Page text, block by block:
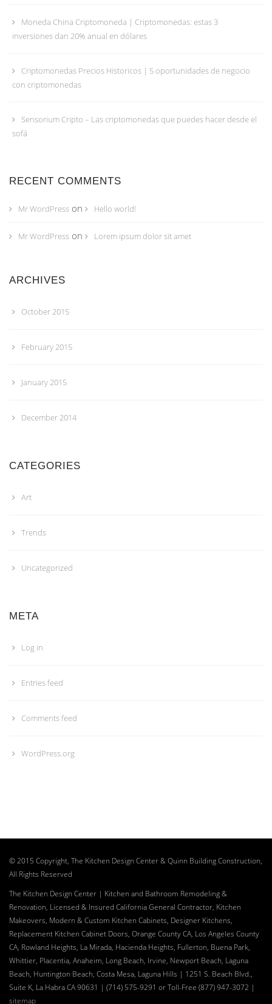
Moneda China Criptomoneda | Criptomonedas: estas 3
inversiones dan 20% anual en dólares
Criptomonedas Precios Historicos | 5 oportunidades de negocio
con criptomonedas
Sensorium Cripto – Las criptomonedas que puedes hacer desde el
sofá
RECENT COMMENTS
Mr WordPress on Hello world!
Mr WordPress on Lorem ipsum dolor sit amet
ARCHIVES
October 2015
February 2015
January 2015
December 2014
CATEGORIES
Art
Trends
Uncategorized
META
Log in
Entries feed
Comments feed
WordPress.org
© 2015 Copyright, The Kitchen Design Center & Quinn Building Construction,
All Rights Reserved
The Kitchen Design Center | Kitchen and Bathroom Remodeling &
Renovation, Licensed & Insured California General Contractor, Kitchen
Makeovers, Modern & Custom Kitchen Cabinets, Designer Kitchens,
Replacement Kitchen Cabinet Doors, Orange County CA, Los Angeles County
CA, Rowland Heights, La Mirada, Hacienda Heights, Fullerton, Buena Park,
Whittier, Placentia, Anaheim, Long Beach, Irvine, Newport Beach, Laguna
Beach, Huntington Beach, Costa Mesa, Laguna Hills | 1251 S. Beach Blvd.,
Suite K, La Habra CA 90631 | (714) 575-9291 or Toll-Free (877) 947-3072 |
sitemap